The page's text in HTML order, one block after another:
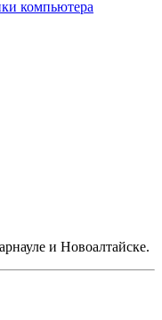
компьютера
и Новоалтайске.